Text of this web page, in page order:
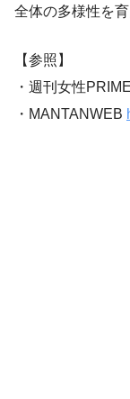
全体の多様性を
【参照】
・週刊女性PRIME
・MANTANWEB